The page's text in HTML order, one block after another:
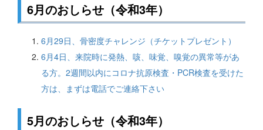
6月のおしらせ（令和3年）
6月29日、骨密度チャレンジ（チケットプレゼント）
6月4日、来院時に発熱、咳、味覚、嗅覚の異常等があ
る方。2週間以内にコロナ抗原検査・PCR検査を受けた
方は、まずは電話でご連絡下さい
5月のおしらせ（令和3年）